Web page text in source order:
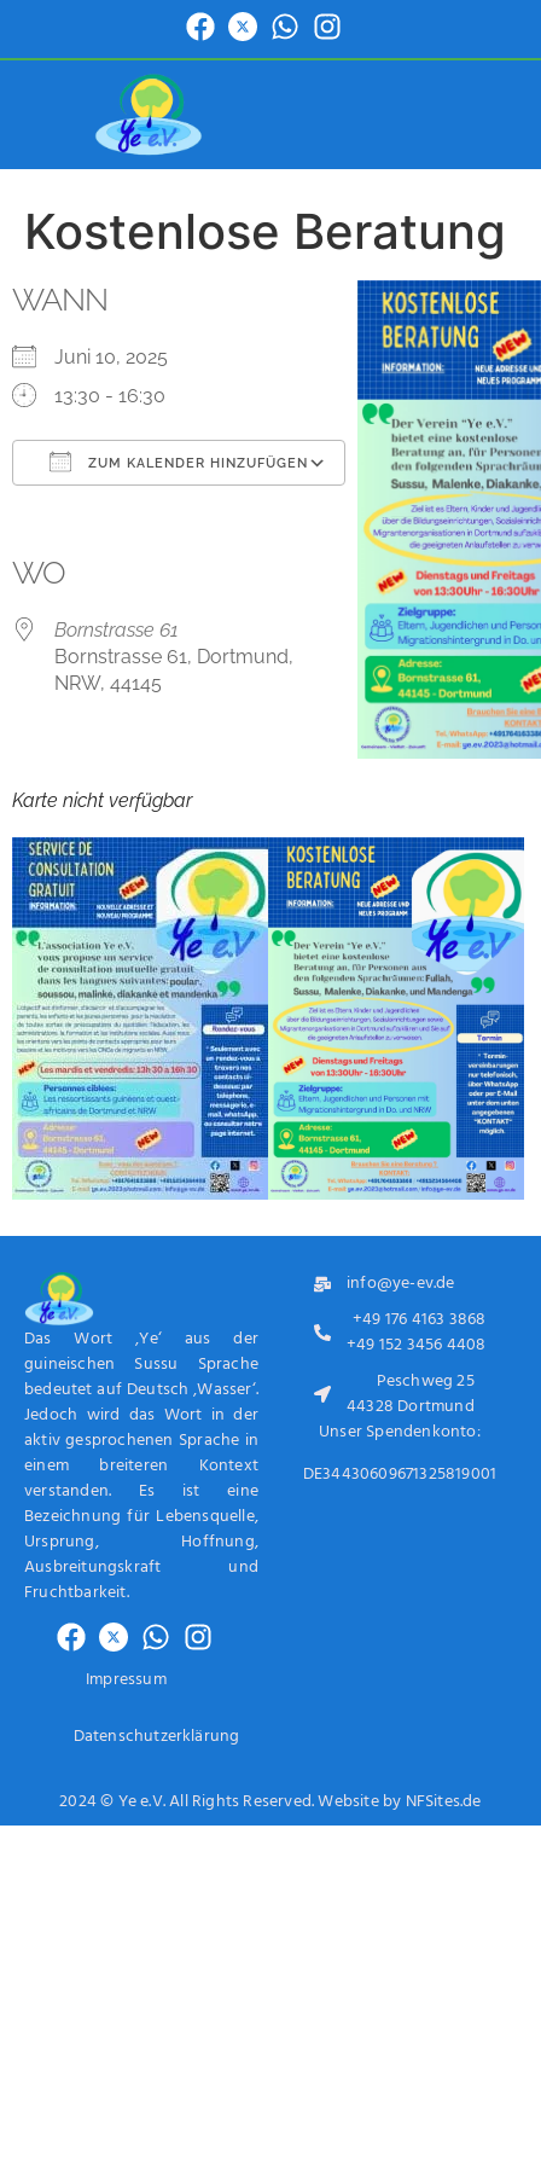
Kostenlose Beratung
WANN
Juni 10, 2025
13:30 - 16:30
ZUM KALENDER HINZUFÜGEN
Outlook Live
WO
Bornstrasse 61
Bornstrasse 61, Dortmund,
NRW, 44145
Karte nicht verfügbar
Das Wort ‚Ye‘ aus der
guineischen Sussu Sprache
bedeutet auf Deutsch ‚Wasser‘.
Jedoch wird das Wort in der
aktiv gesprochenen Sprache in
einem breiteren Kontext
verstanden. Es ist eine
Bezeichnung für Lebensquelle,
Ursprung, Hoffnung,
Ausbreitungskraft und
Fruchtbarkeit.
Impressum
Datenschutzerklärung
info@ye-ev.de
+49 176 4163 3868
+49 152 3456 4408
Peschweg 25
44328 Dortmund
Unser Spendenkonto:
DE34430609671325819001
2024 © Ye e.V. All Rights Reserved. Website by NFSites.de